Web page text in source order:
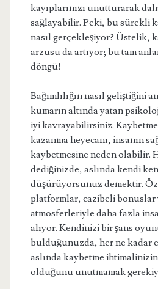
kayıplarınızı unutturarak
sağlayabilir. Peki, bu sürekli
nasıl gerçekleşiyor? Üstelik,
arzusu da artıyor; bu tam
döngü!
Bağımlılığın nasıl geliştiğini
kumarın altında yatan
iyi kavrayabilirsiniz.
kazanma heyecanı, insanın
kaybetmesine neden olabilir.
dediğinizde, aslında kendi
düşürüyorsunuz demektir.
platformlar, cazibeli bonuslar
atmosferleriyle daha fazla
alıyor. Kendinizi bir şans
bulduğunuzda, her ne kadar
aslında kaybetme
olduğunu unutmamak